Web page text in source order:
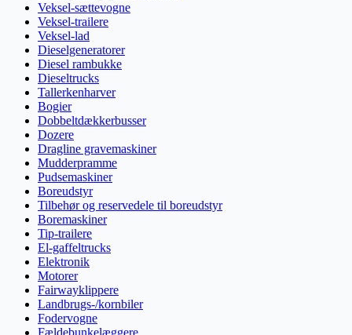
Veksel-sættevogne
Veksel-trailere
Veksel-lad
Dieselgeneratorer
Diesel rambukke
Dieseltrucks
Tallerkenharver
Bogier
Dobbeltdækkerbusser
Dozere
Dragline gravemaskiner
Mudderpramme
Pudsemaskiner
Boreudstyr
Tilbehør og reservedele til boreudstyr
Boremaskiner
Tip-trailere
El-gaffeltrucks
Elektronik
Motorer
Fairwayklippere
Landbrugs-/kornbiler
Fodervogne
Fældebunkelæggere